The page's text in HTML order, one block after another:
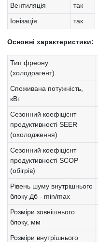
Вентиляція
так
Іонізація
так
Основні характеристики:
Тип фреону
(холодоагент)
Споживана потужність,
кВт
Сезонний коефіцієнт
продуктивності SEER
(охолодження)
Сезонний коефіцієнт
продуктивності SCOP
(обігрів)
Рівень шуму внутрішнього
блоку Дб - min/max
Розміри зовнішнього
блоку, мм
Розміри внутрішнього